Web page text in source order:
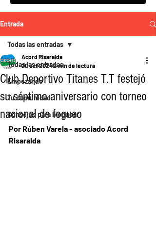
Entrada
Todas las entradas
Empezando
Tu comunidad
Consejos para bloguear
Todas las entradas
Club Deportivo Titanes T.T festejó
su séptimo aniversario con torneo
nacional de fogueo
Acord Risaralda
20 oct 20243 min de lectura
Por Rúben Varela - asociado Acord
Risaralda